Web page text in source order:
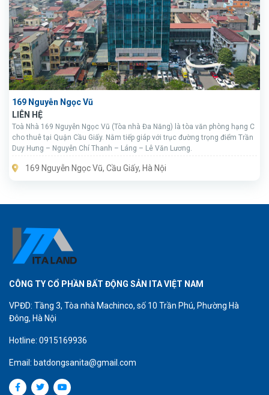
169 Nguyễn Ngọc Vũ
LIÊN HỆ
Toà Nhà 169 Nguyễn Ngọc Vũ (Tòa nhà Đa Năng) là tòa văn phòng hạng C
cho thuê tại Quận Cầu Giấy. Nằm tiếp giáp với trục đường trọng điểm Trần
Duy Hưng – Nguyễn Chí Thanh – Láng – Lê Văn Lương.
169 Nguyễn Ngọc Vũ, Cầu Giấy, Hà Nội
CÔNG TY CỔ PHẦN BẤT ĐỘNG SẢN ITA VIỆT NAM
VPĐD: Tầng 3, Tòa nhà Machinco, số 10 Trần Phú, Phường Hà
Đông, Hà Nội
Hotline: 0915169936
Email: batdongsanita@gmail.com